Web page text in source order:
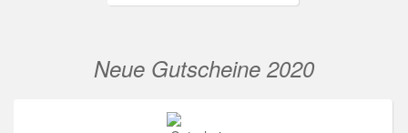
Neue Gutscheine 2020